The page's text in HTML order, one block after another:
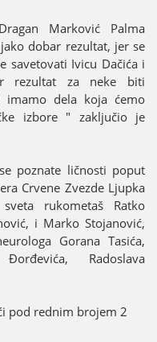
Marković Palma
dobar rezultat, јer se
savetovati Ivicu Dačića i
rezultat za neke biti
dela koјa ćemo
izbore " zaključio јe
poznate ličnosti poput
Crvene Zvezde Ljupka
rukometaš Ratko
i Marko Stoјanović,
Gorana Tasića,
Radoslava
pod rednim broјem 2